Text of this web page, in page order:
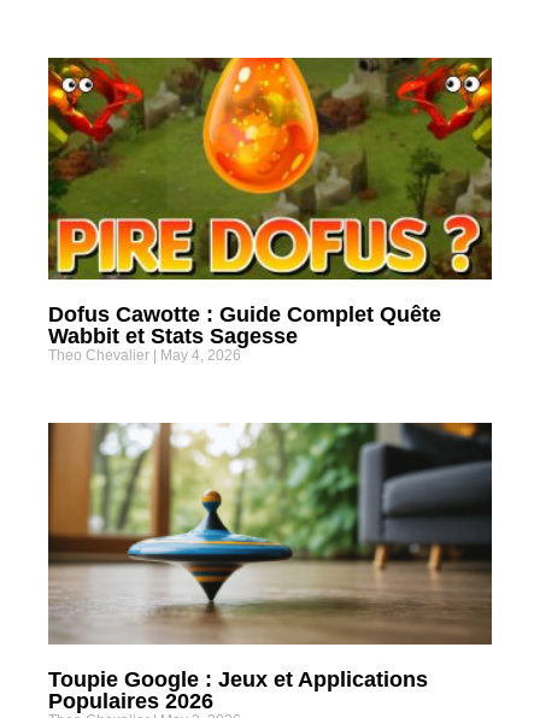
Dofus Cawotte : Guide Complet Quête
Wabbit et Stats Sagesse
Theo Chevalier May 4, 2026
Toupie Google : Jeux et Applications
Populaires 2026